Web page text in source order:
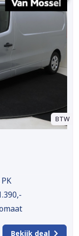
BTW
Bekijk deal